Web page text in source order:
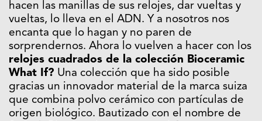
hacen las manillas de sus relojes, dar vueltas y
vueltas, lo lleva en el ADN. Y a nosotros nos
encanta que lo hagan y no paren de
sorprendernos. Ahora lo vuelven a hacer con los
relojes cuadrados de la colección Bioceramic
What If? Una colección que ha sido posible
gracias un innovador material de la marca suiza
que combina polvo cerámico con partículas de
origen biológico. Bautizado con el nombre de